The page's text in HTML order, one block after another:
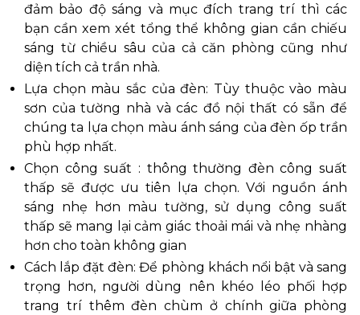
đảm bảo độ sáng và mục đích trang trí thì các
bạn cần xem xét tổng thể không gian cần chiếu
sáng từ chiều sâu của cả căn phòng cũng như
diện tích cả trần nhà.
Lựa chọn màu sắc của đèn: Tùy thuộc vào màu
sơn của tường nhà và các đồ nội thất có sẵn để
chúng ta lựa chọn màu ánh sáng của đèn ốp trần
phù hợp nhất.
Chọn công suất : thông thường đèn công suất
thấp sẽ được ưu tiên lựa chọn. Với nguồn ánh
sáng nhẹ hơn màu tường, sử dụng công suất
thấp sẽ mang lại cảm giác thoải mái và nhẹ nhàng
hơn cho toàn không gian
Cách lắp đặt đèn: Để phòng khách nổi bật và sang
trọng hơn, người dùng nên khéo léo phối hợp
trang trí thêm đèn chùm ở chính giữa phòng